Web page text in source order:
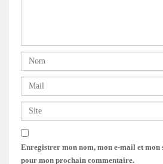
Enregistrer mon nom, mon e-mail et mon
pour mon prochain commentaire.